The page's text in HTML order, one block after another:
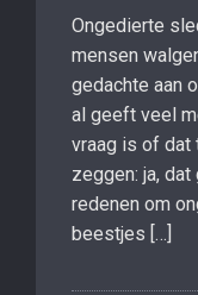
Ongedierte
mensen
gedachte aan
al geeft veel
vraag is of dat
zeggen: ja,
redenen om
beestjes […]